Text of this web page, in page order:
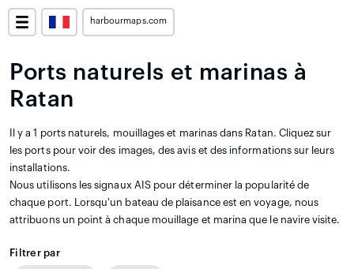
harbourmaps.com
Ports naturels et marinas à
Ratan
Il y a 1 ports naturels, mouillages et marinas dans Ratan. Cliquez sur
les ports pour voir des images, des avis et des informations sur leurs
installations.
Nous utilisons les signaux AIS pour déterminer la popularité de
chaque port. Lorsqu'un bateau de plaisance est en voyage, nous
attribuons un point à chaque mouillage et marina que le navire visite.
Filtrer par